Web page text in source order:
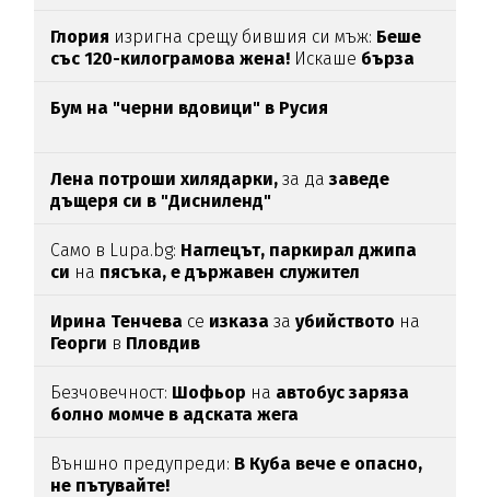
Глория изригна срещу бившия си мъж: Беше
със 120-килограмова жена! Искаше бърза
Бум на "черни вдовици" в Русия
Лена потроши хилядарки,за да заведе
дъщеря си в "Дисниленд"
Само в Lupa.bg: Наглецът, паркирал джипа
си на пясъка, е държавен служител
Ирина Тенчева се изказазаубийството на
Георги в Пловдив
Безчовечност: Шофьор на автобус заряза
болно момче в адската жега
Външно предупреди: В Куба вече е опасно,
не пътувайте!